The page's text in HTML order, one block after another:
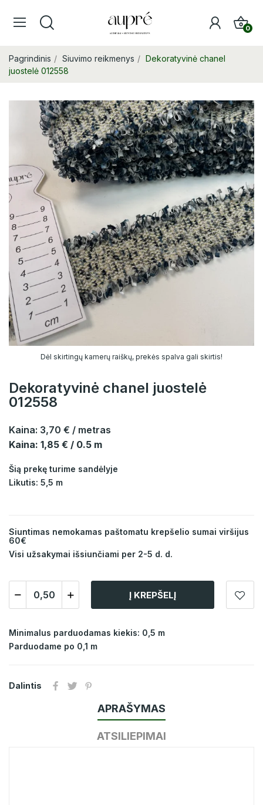
0
Pagrindinis Siuvimo reikmenys
Dekoratyvinė chanel
juostelė 012558
Dėl skirtingų kamerų raiškų, prekės spalva gali skirtis!
Dekoratyvinė chanel juostelė
012558
Kaina: 3,70 € / metras
Kaina: 1,85 € / 0.5 m
Šią prekę turime sandėlyje
Likutis: 5,5 m
Siuntimas nemokamas paštomatu krepšelio sumai viršijus
60€
Visi užsakymai išsiunčiami per 2-5 d. d.
Į KREPŠELĮ
Minimalus parduodamas kiekis: 0,5 m
Parduodame po 0,1 m
Dalintis
APRAŠYMAS
ATSILIEPIMAI